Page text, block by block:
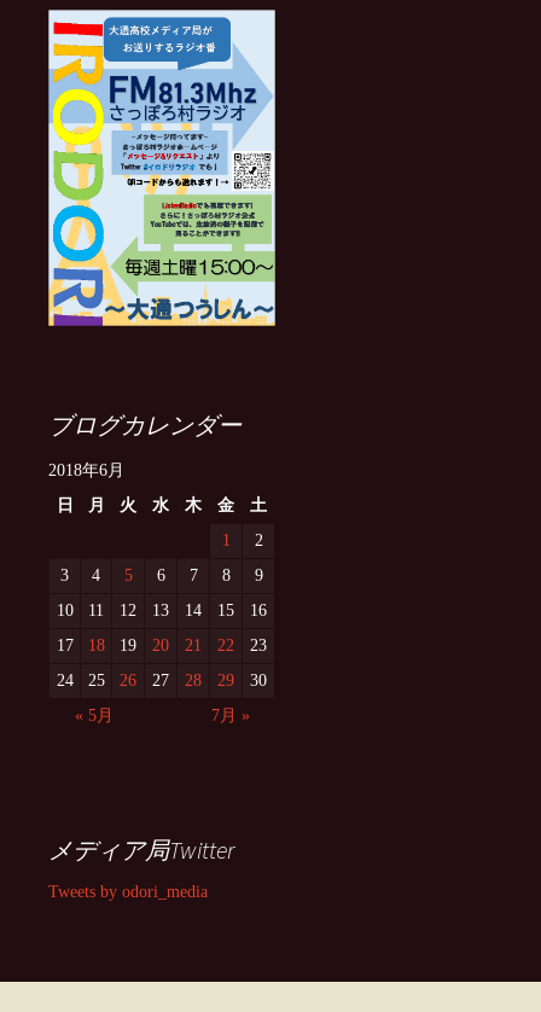
ブログカレンダー
2018年6月
日
月 火 水 木 金
土
1
2
3
4 5 6 7 8
9
10
11 12 13 14 15
16
17
18 19 20 21 22
23
24
25 26 27 28 29
30
« 5月
7月 »
メディア局Twitter
Tweets by odori_media